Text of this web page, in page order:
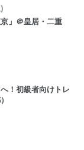
」＠皇居・二重
！初級者向けトレ